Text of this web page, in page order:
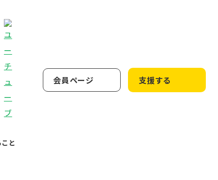
と
会員ページ 支援する